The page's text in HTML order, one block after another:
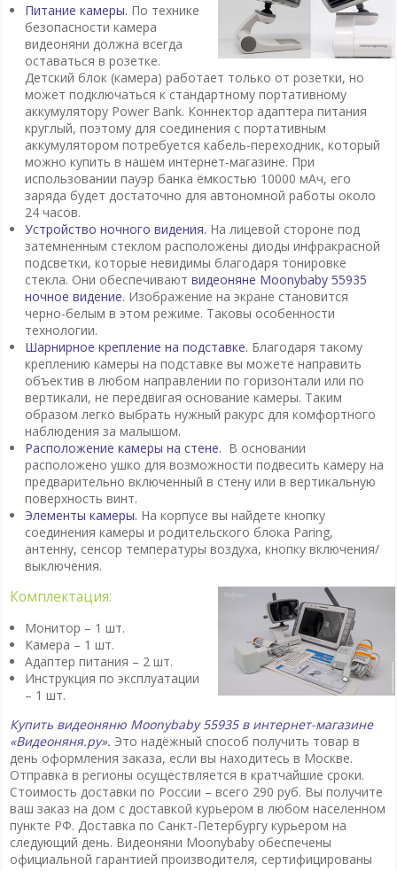
Питание камеры. По технике
безопасности камера
видеоняни должна всегда
оставаться в розетке.
Детский блок (камера) работает только от розетки, но
может подключаться к стандартному портативному
аккумулятору Power Bank. Коннектор адаптера питания
круглый, поэтому для соединения с портативным
аккумулятором потребуется кабель-переходник, который
можно купить в нашем интернет-магазине. При
использовании пауэр банка ёмкостью 10000 мАч, его
заряда будет достаточно для автономной работы около
24 часов.
Устройство ночного видения. На лицевой стороне под
затемненным стеклом расположены диоды инфракрасной
подсветки, которые невидимы благодаря тонировке
стекла. Они обеспечивают видеоняне Moonybaby 55935
ночное видение. Изображение на экране становится
черно-белым в этом режиме. Таковы особенности
технологии.
Шарнирное крепление на подставке. Благодаря такому
креплению камеры на подставке вы можете направить
объектив в любом направлении по горизонтали или по
вертикали, не передвигая основание камеры. Таким
образом легко выбрать нужный ракурс для комфортного
наблюдения за малышом.
Расположение камеры на стене. В основании
расположено ушко для возможности подвесить камеру на
предварительно включенный в стену или в вертикальную
поверхность винт.
Элементы камеры. На корпусе вы найдете кнопку
соединения камеры и родительского блока Paring,
антенну, сенсор температуры воздуха, кнопку включения/
выключения.
Комплектация:
Монитор – 1 шт.
Камера – 1 шт.
Адаптер питания – 2 шт.
Инструкция по эксплуатации
– 1 шт.
Купить видеоняню Moonybaby 55935 в интернет-магазине
«Видеоняня.ру». Это надёжный способ получить товар в
день оформления заказа, если вы находитесь в Москве.
Отправка в регионы осуществляется в кратчайшие сроки.
Стоимость доставки по России – всего 290 руб. Вы получите
ваш заказ на дом с доставкой курьером в любом населенном
пункте РФ. Доставка по Санкт-Петербургу курьером на
следующий день. Видеоняни Moonybaby обеспечены
официальной гарантией производителя, сертифицированы